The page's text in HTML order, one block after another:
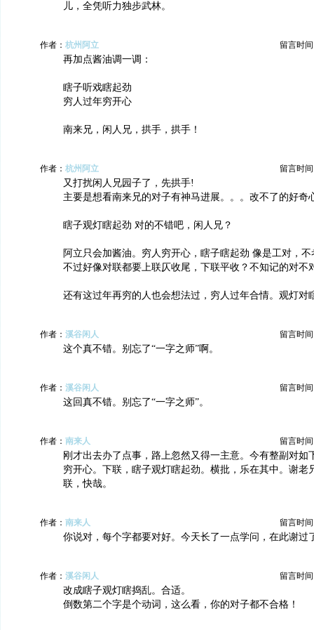
儿，全凭听力独步武林。
作者： 杭州阿立 留言时间
再加点酱油调一调：
瞎子听戏瞎起劲
穷人过年穷开心
南来兄，闲人兄，拱手，拱手！
作者： 杭州阿立 留言时间
又打扰闲人兄园子了，先拱手!
主要是想看南来兄的对子有神马进展。。。改不了的好奇
瞎子观灯瞎起劲 对的不错吧，闲人兄？
阿立只会加酱油。穷人穷开心，瞎子瞎起劲 像是工对，
不过好像对联都要上联仄收尾，下联平收？不知记的对不
还有这过年再穷的人也会想法过，穷人过年合情。观灯对
作者： 溪谷闲人 留言时间
这个真不错。别忘了“一字之师”啊。
作者： 溪谷闲人 留言时间
这回真不错。别忘了“一字之师”。
作者： 南来人 留言时间
刚才出去办了点事，路上忽然又得一主意。今有整副对如
穷开心。下联，瞎子观灯瞎起劲。横批，乐在其中。谢老
联，快哉。
作者： 南来人 留言时间
你说对，每个字都要对好。今天长了一点学问，在此谢过
作者： 溪谷闲人 留言时间
改成瞎子观灯瞎捣乱。合适。
倒数第二个字是个动词，这么看，你的对子都不合格！